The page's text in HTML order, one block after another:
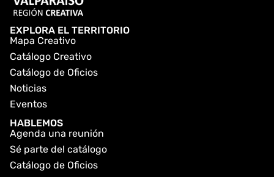
EXPLORA EL TERRITORIO
Mapa Creativo
Catálogo Creativo
Catálogo de Oficios
Noticias
Eventos
HABLEMOS
Agenda una reunión
Sé parte del catálogo
Catálogo de Oficios